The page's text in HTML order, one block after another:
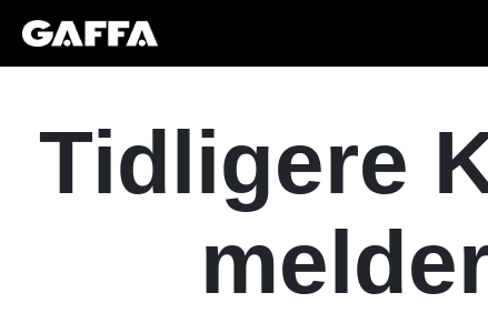
Tidligere